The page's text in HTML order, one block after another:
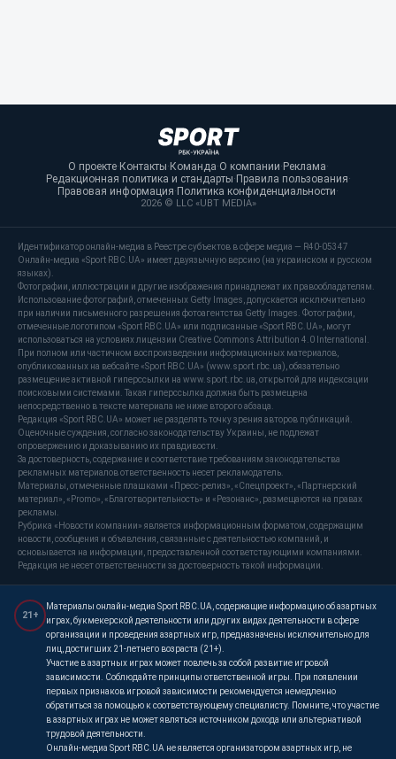
О проекте·Контакты·Команда·О компании·Реклама·
Редакционная политика и стандарты·Правила пользования·
Правовая информация·Политика конфиденциальности·
2026 © LLC «UBT MEDIA»
Идентификатор онлайн-медиа в Реестре субъектов в сфере медиа — R40-05347
Онлайн-медиа «Sport RBC.UA» имеет двуязычную версию (на украинском и русском
языках).
Фотографии, иллюстрации и другие изображения принадлежат их правообладателям.
Использование фотографий, отмеченных Getty Images, допускается исключительно
при наличии письменного разрешения фотоагентства Getty Images. Фотографии,
отмеченные логотипом «Sport RBC.UA» или подписанные «Sport RBC.UA», могут
использоваться на условиях лицензии Creative Commons Attribution 4.0 International.
При полном или частичном воспроизведении информационных материалов,
опубликованных на вебсайте «Sport RBC.UA» (www.sport.rbc.ua), обязательно
размещение активной гиперссылки на www.sport.rbc.ua, открытой для индексации
поисковыми системами. Такая гиперссылка должна быть размещена
непосредственно в тексте материала не ниже второго абзаца.
Редакция «Sport RBC.UA» может не разделять точку зрения авторов публикаций.
Оценочные суждения, согласно законодательству Украины, не подлежат
опровержению и доказыванию их правдивости.
За достоверность, содержание и соответствие требованиям законодательства
рекламных материалов ответственность несет рекламодатель.
Материалы, отмеченные плашками «Пресс-релиз», «Спецпроект», «Партнерский
материал», «Promo», «Благотворительность» и «Резонанс», размещаются на правах
рекламы.
Рубрика «Новости компании» является информационным форматом, содержащим
новости, сообщения и объявления, связанные с деятельностью компаний, и
основывается на информации, предоставленной соответствующими компаниями.
Редакция не несет ответственности за достоверность такой информации.
21+
Материалы онлайн-медиа Sport RBC.UA, содержащие информацию об азартных
играх, букмекерской деятельности или других видах деятельности в сфере
организации и проведения азартных игр, предназначены исключительно для
лиц, достигших 21-летнего возраста (21+).
Участие в азартных играх может повлечь за собой развитие игровой
зависимости. Соблюдайте принципы ответственной игры. При появлении
первых признаков игровой зависимости рекомендуется немедленно
обратиться за помощью к соответствующему специалисту. Помните, что участие
в азартных играх не может являться источником дохода или альтернативой
трудовой деятельности.
Онлайн-медиа Sport RBC.UA не является организатором азартных игр, не